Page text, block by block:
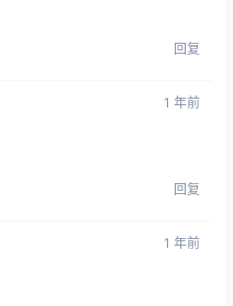
回复
1 年前
回复
1 年前